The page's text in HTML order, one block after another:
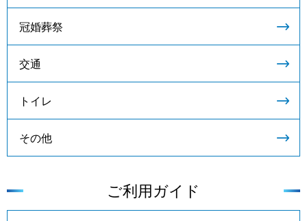
冠婚葬祭
交通
トイレ
その他
ご利用ガイド